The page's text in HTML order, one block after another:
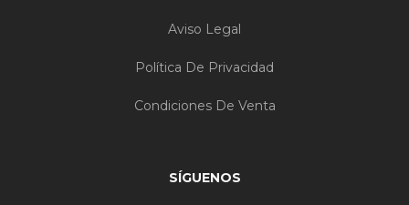
Aviso Legal
Política De Privacidad
Condiciones De Venta
SÍGUENOS